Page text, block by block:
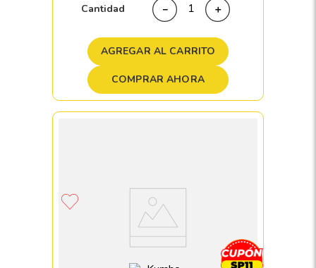
Cantidad ＋
－
AGREGAR AL CARRITO
COMPRAR AHORA